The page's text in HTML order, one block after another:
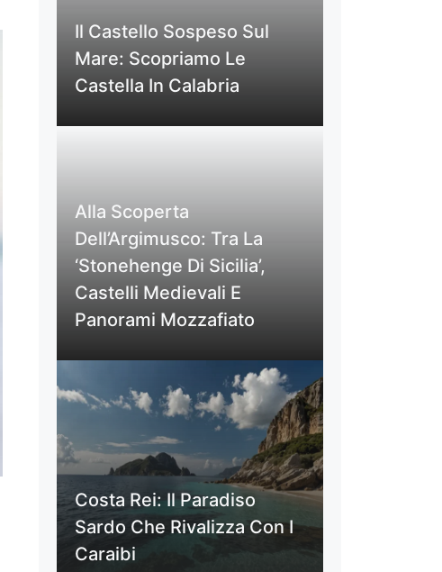
Il Castello Sospeso Sul
Mare: Scopriamo Le
Castella In Calabria
Alla Scoperta
Dell’Argimusco: Tra La
‘Stonehenge Di Sicilia’,
Castelli Medievali E
Panorami Mozzafiato
Costa Rei: Il Paradiso
Sardo Che Rivalizza Con I
Caraibi